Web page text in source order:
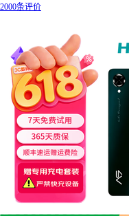
2000条评价